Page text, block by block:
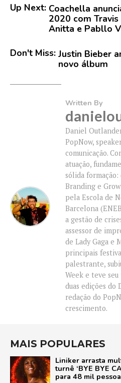
Up Next: Coachella
2020 com
Anitta e Pabllo
Don't Miss: Justin Bieber
novo álbum
Written By
Daniel
PopNow,
comunicação.
atuação,
sólida
Branding e
pela Escola de
Barcelona
a gestão de
assessor de
de Lady Gaga e
principais
palestrante,
Week e teve
duas edições do
redação do
crescimento.
MAIS POPULARES
Liniker arrasta
turnê ‘BYE BYE
para 48 mil